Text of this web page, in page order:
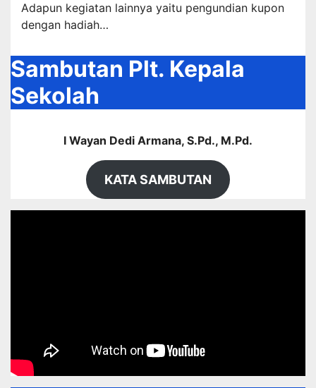
Adapun kegiatan lainnya yaitu pengundian kupon
dengan hadiah…
Sambutan Plt. Kepala
Sekolah
I Wayan Dedi Armana, S.Pd., M.Pd.
KATA SAMBUTAN